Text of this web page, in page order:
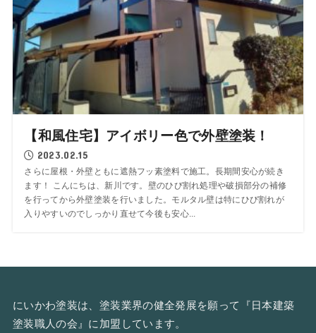
【和風住宅】アイボリー色で外壁塗装！
2023.02.15
さらに屋根・外壁ともに遮熱フッ素塗料で施工。長期間安心が続き
ます！ こんにちは、新川です。壁のひび割れ処理や破損部分の補修
を行ってから外壁塗装を行いました。モルタル壁は特にひび割れが
入りやすいのでしっかり直せて今後も安心...
にいかわ塗装は、塗装業界の健全発展を願って『日本建築
塗装職人の会 』に加盟しています。